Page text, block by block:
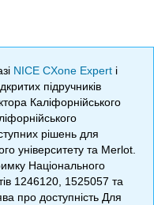
NICE CXone Expert і
підручників
Каліфорнійського
рішень для
університету та Merlot.
Національного
1246120, 1525057 та
про доступність Для